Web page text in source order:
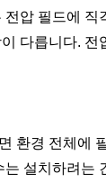
압 필드에 직
다릅니다. 전
환경 전체에
설치하려는